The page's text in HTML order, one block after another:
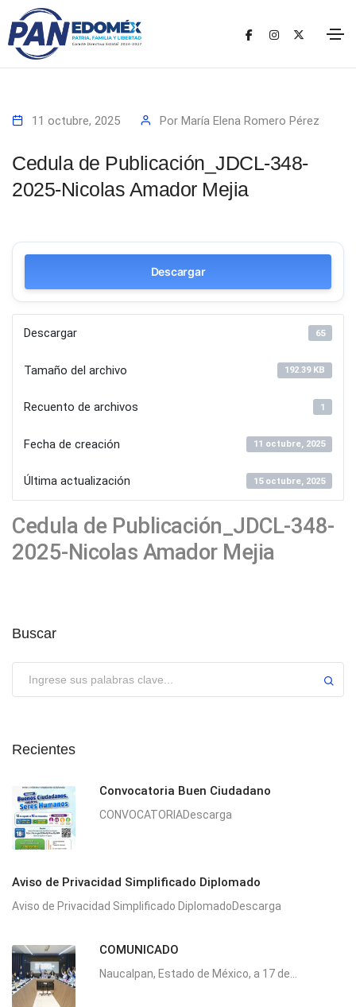
11 octubre, 2025 Por María Elena Romero Pérez
Cedula de Publicación_JDCL-348-
2025-Nicolas Amador Mejia
Descargar
Descargar 65
Tamaño del archivo 192.39 KB
Recuento de archivos 1
Fecha de creación 11 octubre, 2025
Última actualización 15 octubre, 2025
Cedula de Publicación_JDCL-348-
2025-Nicolas Amador Mejia
Buscar
Recientes
Convocatoria Buen Ciudadano
CONVOCATORIADescarga
Aviso de Privacidad Simplificado Diplomado
Aviso de Privacidad Simplificado DiplomadoDescarga
COMUNICADO
Naucalpan, Estado de México, a 17 de...